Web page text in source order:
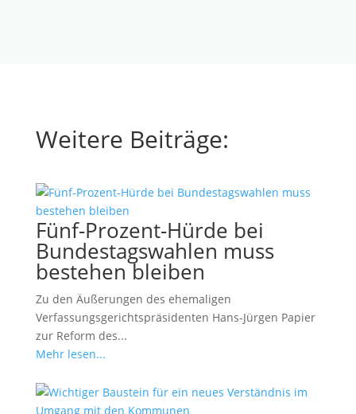
Weitere Beiträge:
Fünf-Prozent-Hürde bei
Bundestagswahlen muss
bestehen bleiben
Zu den Äußerungen des ehemaligen
Verfassungsgerichtspräsidenten Hans-Jürgen Papier
zur Reform des...
Mehr lesen...